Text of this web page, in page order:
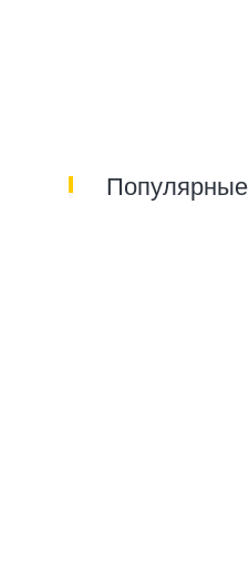
Популярные